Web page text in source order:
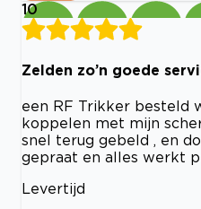
10
Zelden zo’n goede
een RF Trikker besteld
koppelen met mijn
snel terug gebeld , en
gepraat en alles werkt
Levertijd